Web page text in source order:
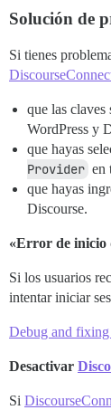
Solución de
Si tienes
que las claves
WordPress y
que hayas
Provider en
que hayas
Discourse.
«Error de inicio
Si los usuarios
intentar iniciar
Debug and fixing
Desactivar
Si